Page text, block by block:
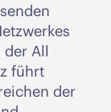
der All
führt
der